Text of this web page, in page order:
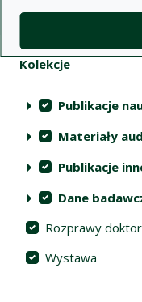
Kolekcje
Tabela
Filtry
Akcje na kolekcjach
Kolekcje
Publikacje
Materiały
Publikacje
Dane
Rozprawy
Wystawa